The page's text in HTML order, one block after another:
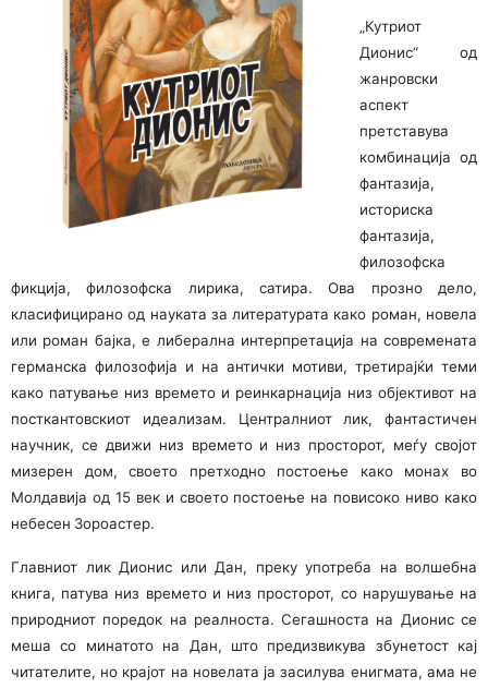
„Кутриот
Дионис“ од
жанровски
аспект
претставува
комбинација од
фантазија,
историска
фантазија,
филозоф­ска
фикција, филозофска лирика, сатира. Ова прозно дело,
класифицирано од науката за литературата како роман, новела
или роман бајка, е либерална интерпретација на современата
германска филозофија и на антички мотиви, третирајќи теми
како патување низ времето и реинкар­на­ци­ја низ објективот на
посткантовскиот идеализам. Централ­ниот лик, фантастичен
научник, се движи низ времето и низ просторот, меѓу својот
мизерен дом, своето претходно постоење како монах во
Молдавија од 15 век и своето постое­ње на повисоко ниво како
небесен Зороастер.
Главниот лик Дионис или Дан, преку употреба на волшебна
книга, патува низ времето и низ просторот, со нарушување на
природниот поредок на реалноста. Сегаш­носта на Дионис се
меша со минатото на Дан, што предиз­викува збунетост кај
читателите, но крајот на новелата ја засилува енигмата, ама не